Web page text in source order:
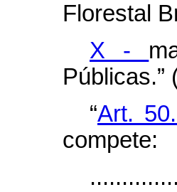
Florestal
X -
Públicas.”
“Art.
compete: